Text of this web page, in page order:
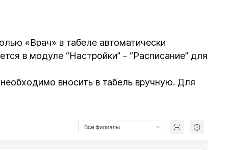
«Врач» в табеле автоматически
в модуле “Настройки” - “Расписание” для
вносить в табель вручную. Для